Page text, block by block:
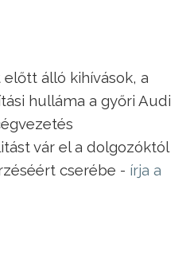
álló kihívások, a
hulláma a győri Audi
vár el a dolgozóktól
cserébe - írja a